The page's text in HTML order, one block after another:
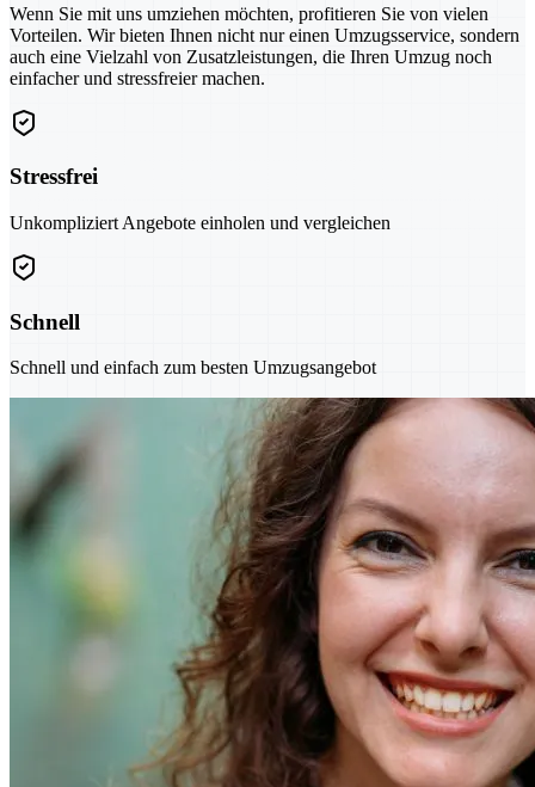
Wenn Sie mit uns umziehen möchten, profitieren Sie von vielen
Vorteilen. Wir bieten Ihnen nicht nur einen Umzugsservice, sondern
auch eine Vielzahl von Zusatzleistungen, die Ihren Umzug noch
einfacher und stressfreier machen.
Stressfrei
Unkompliziert Angebote einholen und vergleichen
Schnell
Schnell und einfach zum besten Umzugsangebot